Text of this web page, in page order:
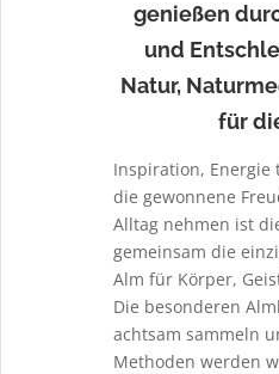
genießen
und
Natur,
für
Inspiration, Energie
die gewonnene
Alltag nehmen ist
gemeinsam die
Alm für Körper,
Die besonderen
achtsam sammeln
Methoden werden